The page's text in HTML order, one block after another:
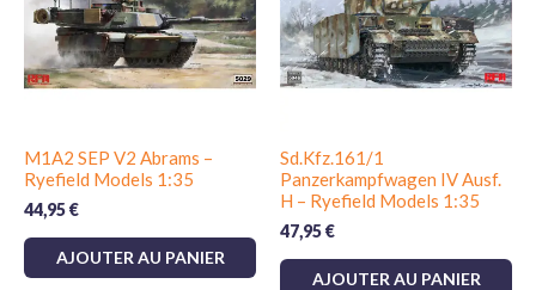
M1A2 SEP V2 Abrams –
Ryefield Models 1:35
44,95€
AJOUTER AU PANIER
Sd.Kfz.161/1
Panzerkampfwagen IV Ausf.
H – Ryefield Models 1:35
47,95€
AJOUTER AU PANIER